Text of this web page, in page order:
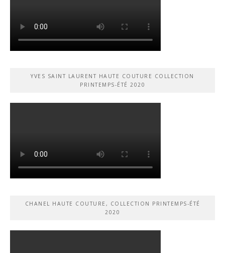
YVES SAINT LAURENT HAUTE COUTURE COLLECTION
PRINTEMPS-ÉTÉ 2020
CHANEL HAUTE COUTURE, COLLECTION PRINTEMPS-ÉTÉ
2020